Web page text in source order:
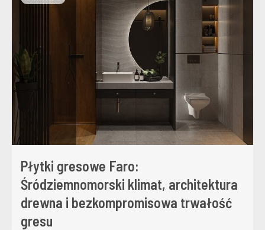
Płytki gresowe Faro:
Śródziemnomorski klimat, architektura
drewna i bezkompromisowa trwałość
gresu